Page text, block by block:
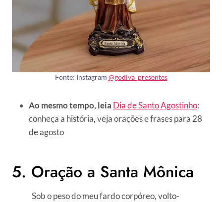
Fonte: Instagram @godiva_presentes
Ao mesmo tempo, leia Dia de Santo Agostinho:
conheça a história, veja orações e frases para 28
de agosto
5. Oração a Santa Mônica
Sob o peso do meu fardo corpóreo, volto-